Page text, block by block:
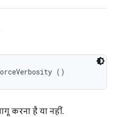
()
करना है या नहीं.